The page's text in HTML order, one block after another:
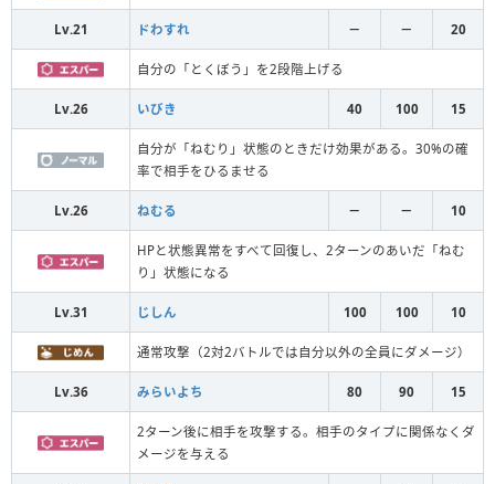
Lv.21 ドわすれ － － 20
自分の「とくぼう」を2段階上げる
Lv.26 いびき 40 100 15
自分が「ねむり」状態のときだけ効果がある。30%の確
率で相手をひるませる
Lv.26 ねむる － － 10
HPと状態異常をすべて回復し、2ターンのあいだ「ねむ
り」状態になる
Lv.31 じしん 100 100 10
通常攻撃（2対2バトルでは自分以外の全員にダメージ）
Lv.36 みらいよち 80 90 15
2ターン後に相手を攻撃する。相手のタイプに関係なくダ
メージを与える